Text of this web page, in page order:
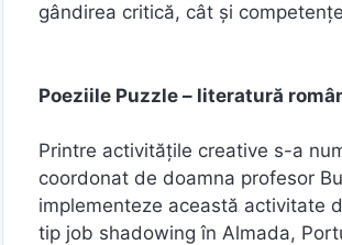
gândirea critică, cât și
Poeziile Puzzle – literatură
Printre activitățile creative s-a
coordonat de doamna profesor
implementeze această activitate
tip job shadowing în Almada,